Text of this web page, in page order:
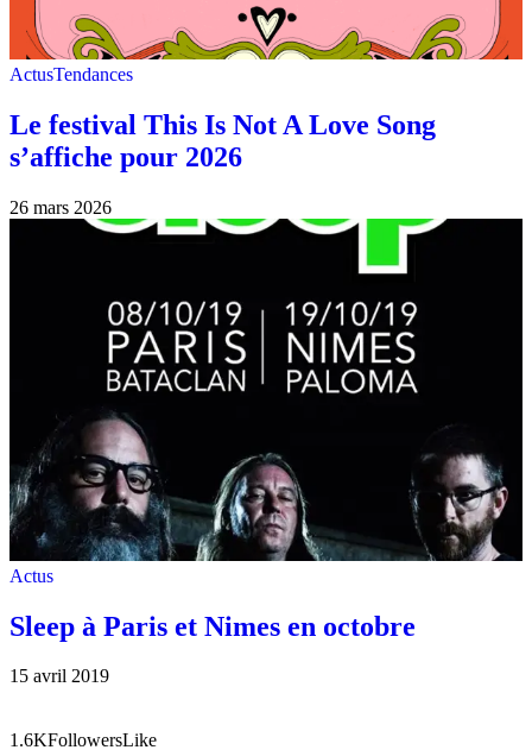
ActusTendances
Le festival This Is Not A Love Song
s’affiche pour 2026
26 mars 2026
Actus
Sleep à Paris et Nimes en octobre
15 avril 2019
1.6KFollowersLike